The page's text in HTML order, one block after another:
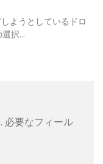
ようとしているドロ
択...
必要なフィール